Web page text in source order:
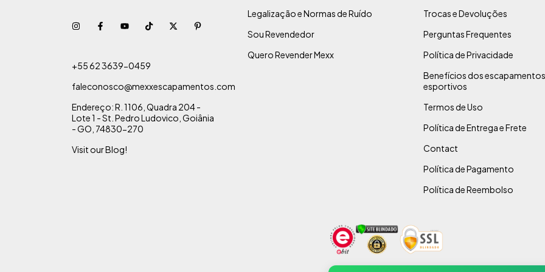
+55 62 3639-0459
faleconosco@mexxescapamentos.com
Endereço: R. 1106, Quadra 204 -
Lote 1 - St. Pedro Ludovico, Goiânia
- GO, 74830-270
Visit our Blog!
Legalização e Normas de Ruído
Sou Revendedor
Quero Revender Mexx
Trocas e Devoluções
Perguntas Frequentes
Política de Privacidade
Benefícios dos escapamentos
esportivos
Termos de Uso
Política de Entrega e Frete
Contact
Política de Pagamento
Política de Reembolso